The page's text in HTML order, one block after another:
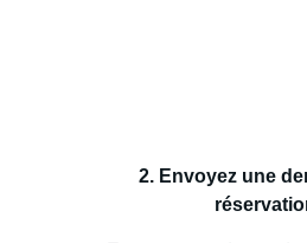
2. Envoyez une